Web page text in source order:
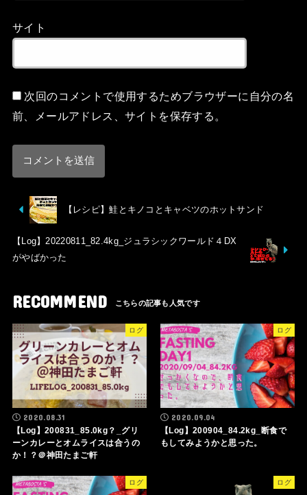
サイト
次回のコメントで使用するためブラウザーに自分の名
前、メールアドレス、サイトを保存する。
【レシピ】鮭とキノコとキャベツのホットサンド
【Log】20220811_82.4kg_ジュラシックワールド４DX
がやばかった
RECOMMEND
ログ
2020.08.31
【Log】200831_85.0kg？_グリ
ーンカレーとオムライスは合うの
か！？＠神田たまご軒
ログ
2020.09.04
【Log】200904_84.2kg_断食で
もしてみようかと思った。
ログ ログ